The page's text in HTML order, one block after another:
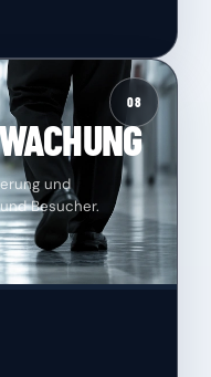
08
und
Besucher.